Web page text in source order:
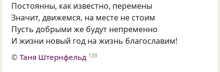
Постоянны, как известно, перемены
Значит, движемся, на месте не стоим
Пусть добрыми же будут непременно
И жизни новый год на жизнь благославим!
©Таня Штернфельд 133